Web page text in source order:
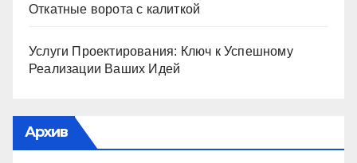
Откатные ворота с калиткой
Услуги Проектирования: Ключ к Успешному
Реализации Ваших Идей
Архив